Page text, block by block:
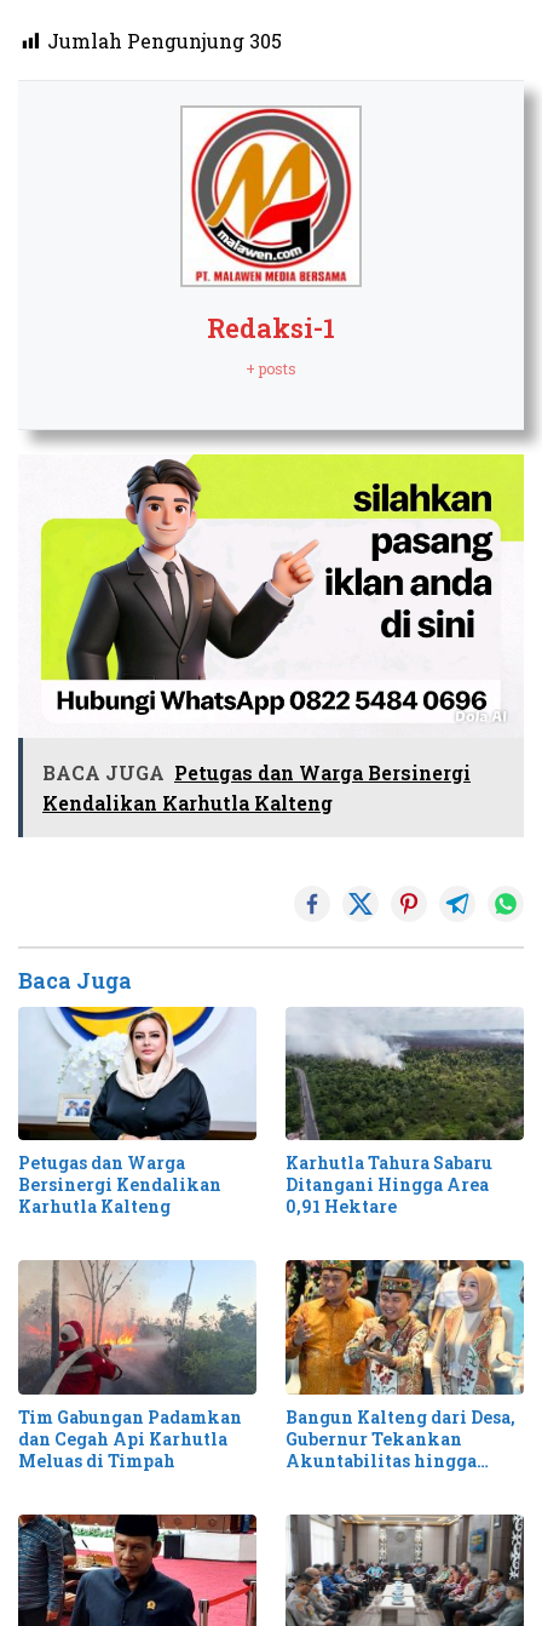
Jumlah Pengunjung 305
Redaksi-1
+ posts
BACA JUGA Petugas dan Warga Bersinergi
Kendalikan Karhutla Kalteng
Baca Juga
Petugas dan Warga
Bersinergi Kendalikan
Karhutla Kalteng
Karhutla Tahura Sabaru
Ditangani Hingga Area
0,91 Hektare
Tim Gabungan Padamkan
dan Cegah Api Karhutla
Meluas di Timpah
Bangun Kalteng dari Desa,
Gubernur Tekankan
Akuntabilitas hingga